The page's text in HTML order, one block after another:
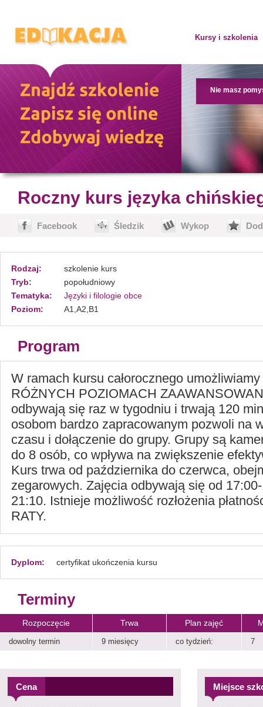
Kursy i szkolenia
Nie masz
Roczny kurs języka
Facebook Śledzik Wykop
Rodzaj:
szkolenie kurs
Tryb:
popołudniowy
Tematyka:
Języki i filologie obce
Poziom:
A1,A2,B1
Program
W ramach kursu całorocznego
RÓŻNYCH POZIOMACH
odbywają się raz w tygodniu i trwają 120
osobom bardzo zapracowanym pozwoli na
czasu i dołączenie do grupy. Grupy są
do 8 osób, co wpływa na zwiększenie
Kurs trwa od października do czerwca,
zegarowych. Zajęcia odbywają się od
21:10. Istnieje możliwość rozłożenia
RATY.
Dyplom: certyfikat ukończenia kursu
Terminy
Rozpoczęcie Trwa Plan zajęć
dowolny termin 9 miesięcy co tydzień: 7
Cena Miejsce